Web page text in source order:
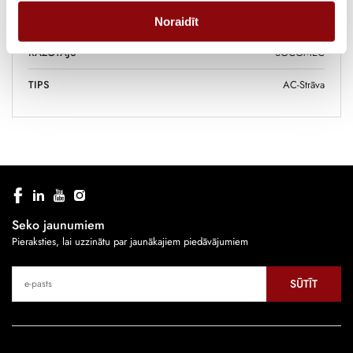
Noraidīt
RAŽOTĀJS SOCOMEC
TIPS AC-Strāva
Seko jaunumiem
Pieraksties, lai uzzinātu par jaunākajiem piedāvājumiem
SŪTĪT